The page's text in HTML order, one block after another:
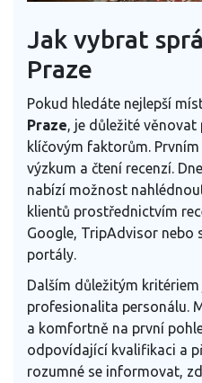
Jak vybrat
Praze
Pokud hledáte nejlepší
Praze, je důležité
klíčovým faktorům.
výzkum a čtení recenzí.
nabízí možnost
klientů prostřednictvím
Google, TripAdvisor nebo
portály.
Dalším důležitým
profesionalita personálu.
a komfortně na první
odpovídající kvalifikaci a
rozumné se informovat,